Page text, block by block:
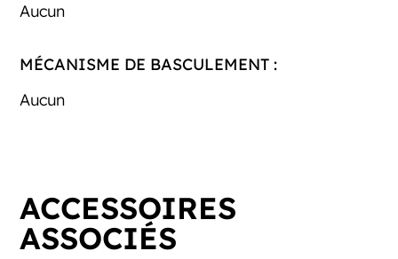
Aucun
MÉCANISME DE BASCULEMENT :
Aucun
ACCESSOIRES
ASSOCIÉS